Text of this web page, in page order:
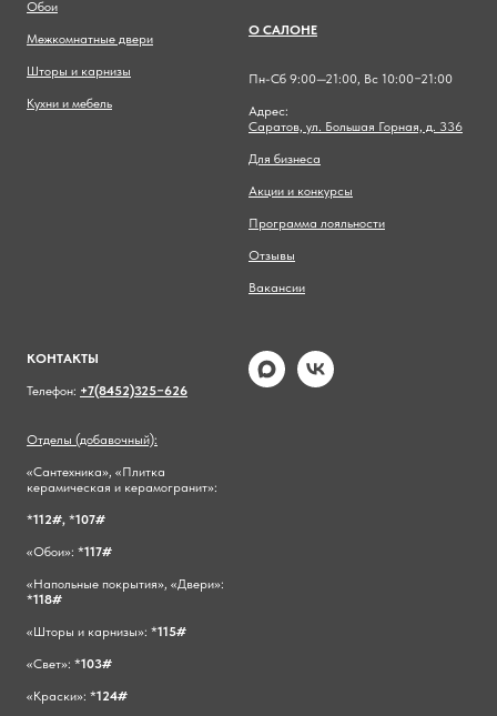
Обои
Межкомнатные двери
Шторы и карнизы
Кухни и мебель
О САЛОНЕ
Пн-Сб 9:00—21:00, Вс 10:00−21:00
Адрес:
Саратов, ул. Большая Горная, д. 336
Для бизнеса
Акции и конкурсы
Программа лояльности
Отзывы
Вакансии
КОНТАКТЫ
Телефон: +7(8452)325−626
Отделы (добавочный):
«Сантехника», «Плитка
керамическая и керамогранит»:
*112#, *107#
«Обои»: *117#
«Напольные покрытия», «Двери»:
*118#
«Шторы и карнизы»: *115#
«Свет»: *103#
«Краски»: *124#